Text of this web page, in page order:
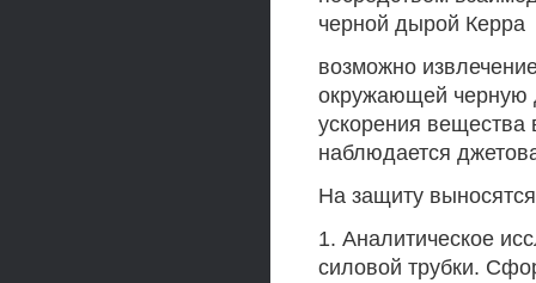
черной дырой Керра
возможно
окружающей черную
ускорения вещества
наблюдается
На защиту
1. Аналитическое
силовой трубки.